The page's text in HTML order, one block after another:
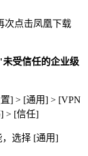
次点击凤凰下载
受信任的企业级
] > [通用] > [VPN
> [信任]
，选择 [通用]